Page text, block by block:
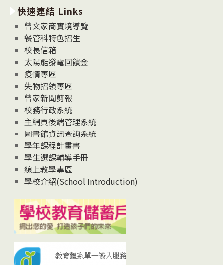
消
息
News
快速連結 Links
曾文家商實境導覽
餐管科特色招生
校長信箱
太陽能發電回饋金
疫情專區
失物招領專區
曾家新聞剪報
校務行政系統
主網頁後端管理系統
圖書館資訊查詢系統
學年課程計畫書
學生選課輔導手冊
線上教學專區
學校介紹(School Introduction)